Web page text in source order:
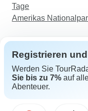
Tage
Amerikas
Support
Kontakt
Registrieren
Werden Sie
Sie bis zu 7% auf
Abenteuer.